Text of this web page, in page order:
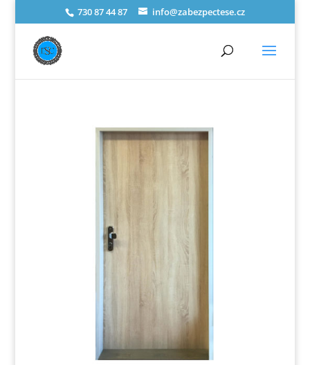
730 87 44 87 info@zabezpectese.cz